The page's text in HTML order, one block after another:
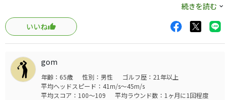
当初は凄いシャローフェースで構えにくく当てに行くショ
ットしか出来なかったですが、だんだん慣れてきて今では
フルショットが出来るようになり、その飛距離性能に満足
しています。
シャフトも中調子で癖がなく力まずに振れば十分に狙った
ところに飛んでくれます。
キャロウェイのフェアウェイウッドは本当に良く出来てい
続きを読む
いいね
gom
年齢：65歳 性別：男性
ゴルフ歴：21年以上
平均ヘッドスピード：41m/s～45m/s
平均スコア：100～109
平均ラウンド数：1ヶ月に1回程度